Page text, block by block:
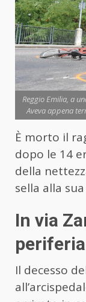
Reggio Emilia, a
Aveva appena
È morto il
dopo le 14
della
sella alla
In via
Il decesso